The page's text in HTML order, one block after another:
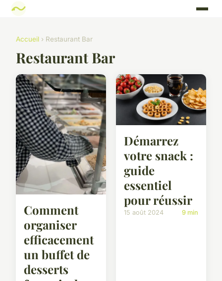
Accueil › Restaurant Bar
Restaurant Bar
Comment
organiser
efficacement
un buffet de
desserts
Démarrez
votre snack :
guide
essentiel
pour réussir
15 août 2024 9 min